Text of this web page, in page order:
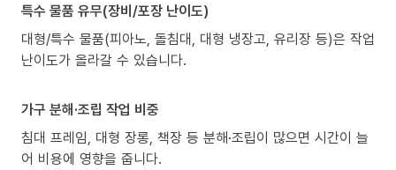
특수 물품 유무(장비/포장 난이도)
대형/특수 물품(피아노, 돌침대, 대형 냉장고, 유리장 등)은 작업
난이도가 올라갈 수 있습니다.
가구 분해·조립 작업 비중
침대 프레임, 대형 장롱, 책장 등 분해·조립이 많으면 시간이 늘
어 비용에 영향을 줍니다.